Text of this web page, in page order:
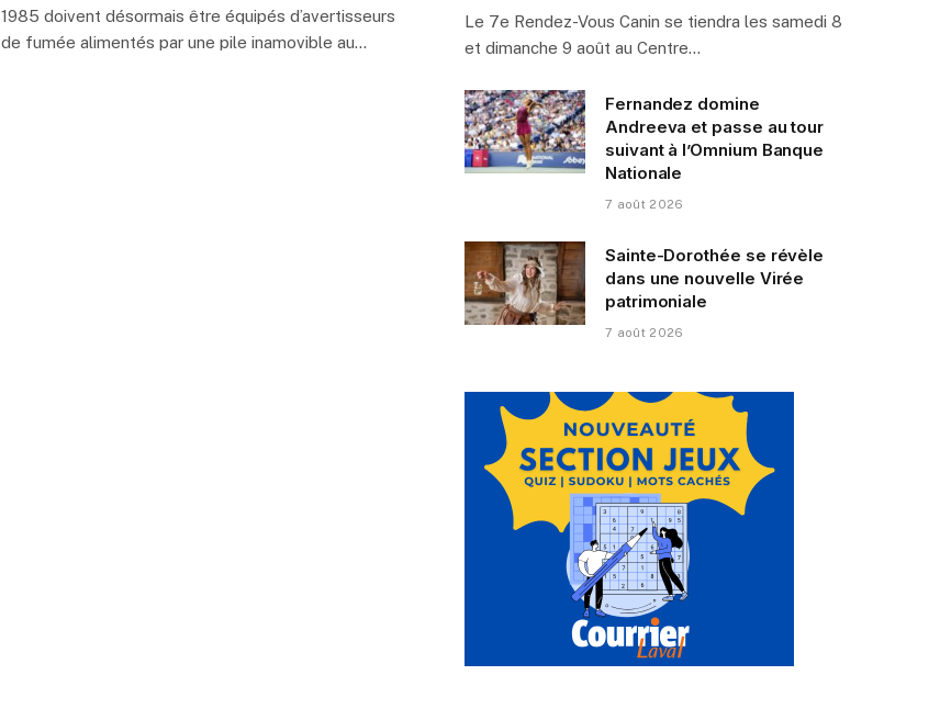
1985 doivent désormais être équipés d’avertisseurs
de fumée alimentés par une pile inamovible au…
Le 7e Rendez-Vous Canin se tiendra les samedi 8
et dimanche 9 août au Centre…
Fernandez domine
Andreeva et passe au tour
suivant à l’Omnium Banque
Nationale
7 août 2026
Sainte-Dorothée se révèle
dans une nouvelle Virée
patrimoniale
7 août 2026